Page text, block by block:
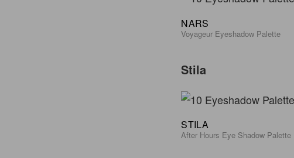
NARS
Voyageur Eyeshadow Palette
Stila
STILA
After Hours Eye Shadow Palette